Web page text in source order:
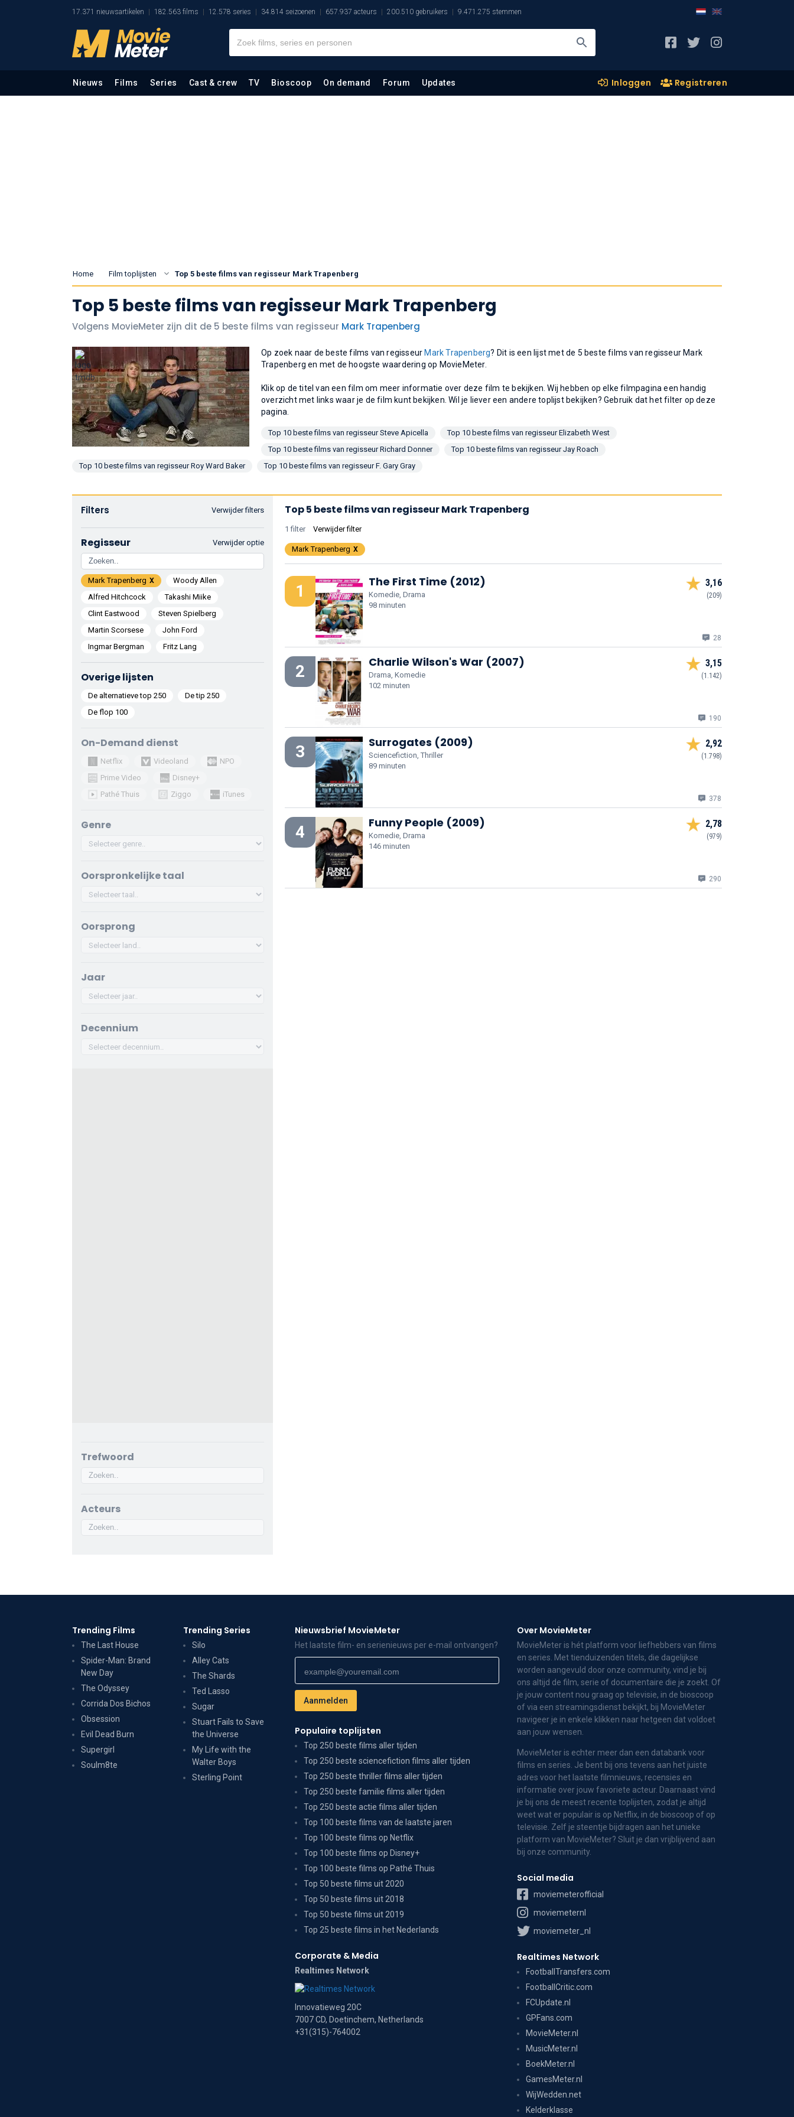
17.371 nieuwsartikelen 182.563 films 12.578 series 34.814 seizoenen 657.937 acteurs 200.510 gebruikers 9.471.275 stemmen
Nieuws Films Series Cast & crew TV Bioscoop On demand Forum Updates Inloggen Registreren
Home Film toplijsten Top 5 beste films van regisseur Mark Trapenberg
Top 5 beste films van regisseur Mark Trapenberg
Volgens MovieMeter zijn dit de 5 beste films van regisseur Mark Trapenberg
Op zoek naar de beste films van regisseur Mark Trapenberg? Dit is een lijst met de 5 beste films van regisseur Mark
Trapenberg en met de hoogste waardering op MovieMeter.
Klik op de titel van een film om meer informatie over deze film te bekijken. Wij hebben op elke filmpagina een handig
overzicht met links waar je de film kunt bekijken. Wil je liever een andere toplijst bekijken? Gebruik dat het filter op deze
pagina.
Top 10 beste films van regisseur Steve Apicella
Top 10 beste films van regisseur Elizabeth West
Top 10 beste films van regisseur Richard Donner
Top 10 beste films van regisseur Jay Roach
Top 10 beste films van regisseur Roy Ward Baker
Top 10 beste films van regisseur F. Gary Gray
Verwijder filters
Filters
On-Demand dienst
Netflix Videoland
NPO
Prime Video
Disney+
Pathé Thuis
Ziggo iTunes
Genre
Oorspronkelijke taal
Oorsprong
Jaar
Decennium
Trefwoord
Acteurs
Verwijder optie
Regisseur
Mark Trapenberg
Woody Allen
Alfred Hitchcock
Takashi Miike
Clint Eastwood
Steven Spielberg
Martin Scorsese
John Ford
Ingmar Bergman
Fritz Lang
Overige lijsten
De alternatieve top 250
De tip 250
De flop 100
Top 5 beste films van regisseur Mark Trapenberg
1 filter Verwijder filter
Mark Trapenberg
1 The First Time (2012)
Komedie, Drama
98 minuten
3,16
(209)
28
2 Charlie Wilson's War (2007)
Drama, Komedie
102 minuten
3,15
(1.142)
190
3 Surrogates (2009)
Sciencefiction, Thriller
89 minuten
2,92
(1.798)
378
4 Funny People (2009)
Komedie, Drama
146 minuten
2,78
(979)
290
Trending Films
The Last House
Spider-Man: Brand
New Day
The Odyssey
Corrida Dos Bichos
Obsession
Evil Dead Burn
Supergirl
Soulm8te
Trending Series
Silo
Alley Cats
The Shards
Ted Lasso
Sugar
Stuart Fails to Save
the Universe
My Life with the
Walter Boys
Sterling Point
Nieuwsbrief MovieMeter
Het laatste film- en serienieuws per e-mail ontvangen?
Populaire toplijsten
Top 250 beste films aller tijden
Top 250 beste sciencefiction films aller tijden
Top 250 beste thriller films aller tijden
Top 250 beste familie films aller tijden
Top 250 beste actie films aller tijden
Top 100 beste films van de laatste jaren
Top 100 beste films op Netflix
Top 100 beste films op Disney+
Top 100 beste films op Pathé Thuis
Top 50 beste films uit 2020
Top 50 beste films uit 2018
Top 50 beste films uit 2019
Top 25 beste films in het Nederlands
Corporate & Media
Realtimes Network
Innovatieweg 20C
7007 CD, Doetinchem, Netherlands
+31(315)-764002
Over MovieMeter
MovieMeter is hét platform voor liefhebbers van films
en series. Met tienduizenden titels, die dagelijkse
worden aangevuld door onze community, vind je bij
ons altijd de film, serie of documentaire die je zoekt. Of
je jouw content nou graag op televisie, in de bioscoop
of via een streamingsdienst bekijkt, bij MovieMeter
navigeer je in enkele klikken naar hetgeen dat voldoet
aan jouw wensen.
MovieMeter is echter meer dan een databank voor
films en series. Je bent bij ons tevens aan het juiste
adres voor het laatste filmnieuws, recensies en
informatie over jouw favoriete acteur. Daarnaast vind
je bij ons de meest recente toplijsten, zodat je altijd
weet wat er populair is op Netflix, in de bioscoop of op
televisie. Zelf je steentje bijdragen aan het unieke
platform van MovieMeter? Sluit je dan vrijblijvend aan
bij onze community.
Social media
moviemeterofficial
moviemeternl
moviemeter_nl
Realtimes Network
FootballTransfers.com
FootballCritic.com
FCUpdate.nl
GPFans.com
MovieMeter.nl
MusicMeter.nl
BoekMeter.nl
GamesMeter.nl
WijWedden.net
Kelderklasse